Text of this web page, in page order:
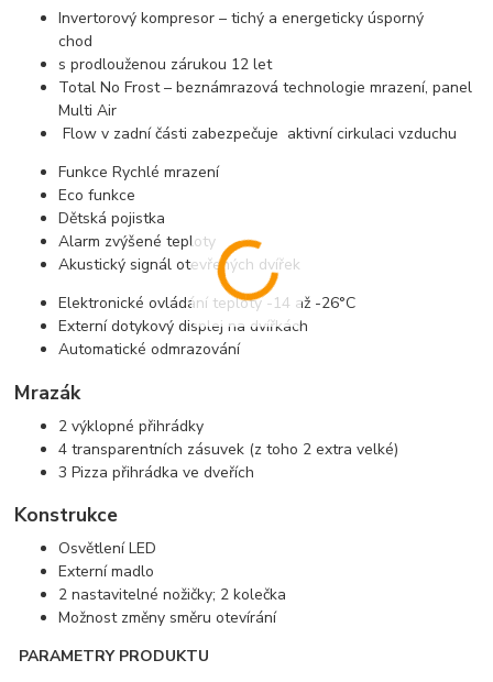
Invertorový kompresor – tichý a energeticky úsporný
chod
s prodlouženou zárukou 12 let
Total No Frost – beznámrazová technologie mrazení, panel
Multi Air
Flow v zadní části zabezpečuje aktivní cirkulaci vzduchu
Funkce Rychlé mrazení
Eco funkce
Dětská pojistka
Alarm zvýšené teploty
Akustický signál otevřených dvířek
Elektronické ovládání teploty -14 až -26°C
Externí dotykový displej na dvířkách
Automatické odmrazování
Mrazák
2 výklopné přihrádky
4 transparentních zásuvek (z toho 2 extra velké)
3 Pizza přihrádka ve dveřích
Konstrukce
Osvětlení LED
Externí madlo
2 nastavitelné nožičky; 2 kolečka
Možnost změny směru otevírání
PARAMETRY PRODUKTU